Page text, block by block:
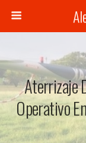
Aterrizaje
Operativo